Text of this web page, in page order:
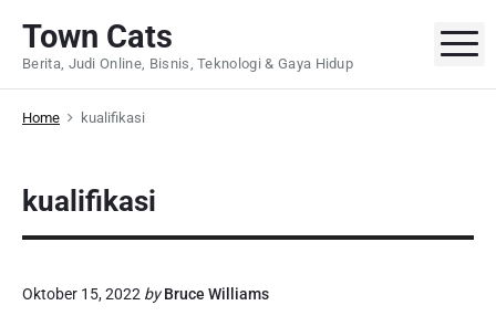
p
Town Cats
Berita, Judi Online, Bisnis, Teknologi & Gaya Hidup
Home kualifikasi
kualifikasi
Oktober 15, 2022 by Bruce Williams